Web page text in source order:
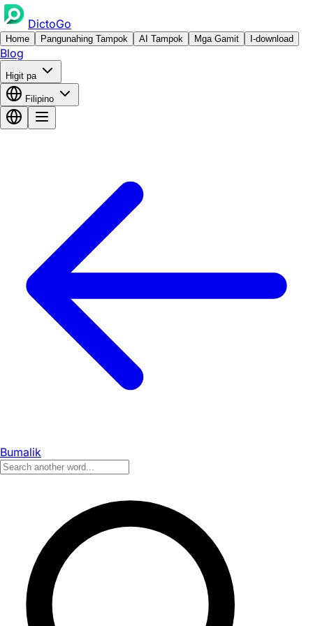
DictoGo
Home Pangunahing Tampok AI Tampok Mga Gamit I-download
Blog
Higit pa
Filipino
Bumalik